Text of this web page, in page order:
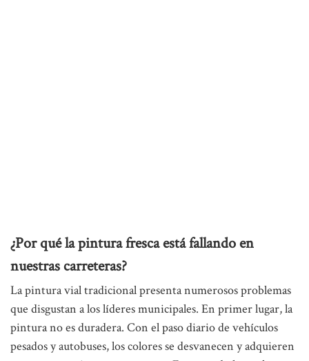
¿Por qué la pintura fresca está fallando en
nuestras carreteras?
La pintura vial tradicional presenta numerosos problemas
que disgustan a los líderes municipales. En primer lugar, la
pintura no es duradera. Con el paso diario de vehículos
pesados ​​y autobuses, los colores se desvanecen y adquieren